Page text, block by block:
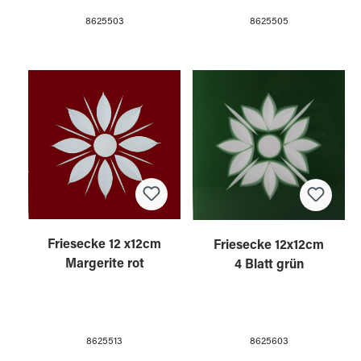
8625503 8625505
Friesecke 12 x12cm
Margerite rot
8625513
Friesecke 12x12cm
4 Blatt grün
8625603